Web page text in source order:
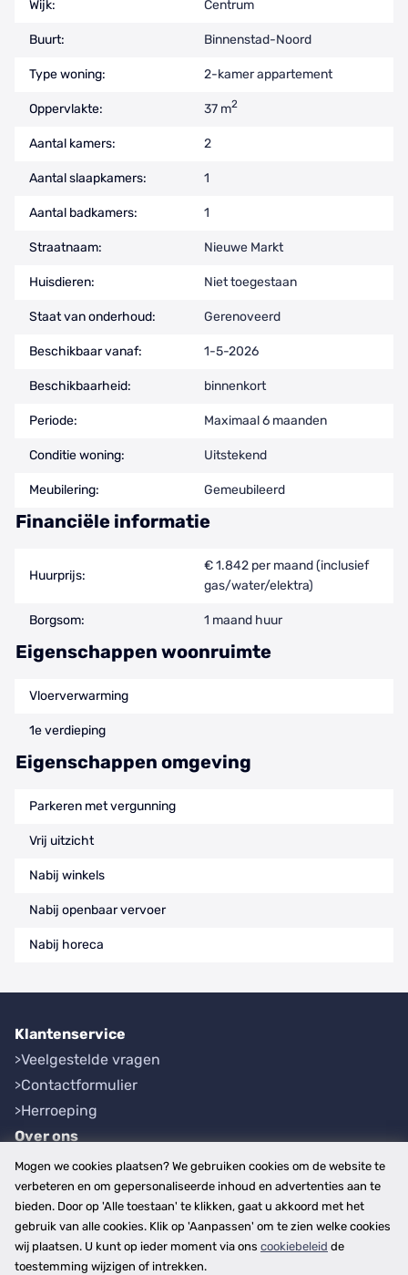
Wijk: Centrum
Buurt: Binnenstad-Noord
Type woning: 2-kamer appartement
Oppervlakte: 37 m2
Aantal kamers: 2
Aantal slaapkamers: 1
Aantal badkamers: 1
Straatnaam: Nieuwe Markt
Huisdieren: Niet toegestaan
Staat van onderhoud: Gerenoveerd
Beschikbaar vanaf: 1-5-2026
Beschikbaarheid: binnenkort
Periode: Maximaal 6 maanden
Conditie woning: Uitstekend
Meubilering: Gemeubileerd
Financiële informatie
Huurprijs:
€ 1.842 per maand (inclusief
gas/water/elektra)
Borgsom: 1 maand huur
Eigenschappen woonruimte
Vloerverwarming
1e verdieping
Eigenschappen omgeving
Parkeren met vergunning
Vrij uitzicht
Nabij winkels
Nabij openbaar vervoer
Nabij horeca
Klantenservice
Veelgestelde vragen
Contactformulier
Herroeping
Over ons
Bedrijfsgegevens
Werkwijze
Overzichten
Plaatsen
Provincies
Mogen we cookies plaatsen? We gebruiken cookies om de website te
verbeteren en om gepersonaliseerde inhoud en advertenties aan te
bieden. Door op 'Alle toestaan' te klikken, gaat u akkoord met het
gebruik van alle cookies. Klik op 'Aanpassen' om te zien welke cookies
wij plaatsen. U kunt op ieder moment via ons cookiebeleid de
toestemming wijzigen of intrekken.